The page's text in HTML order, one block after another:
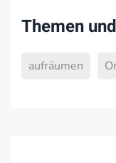
Themen
aufräumen